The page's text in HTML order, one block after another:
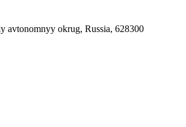
avtonomnyy okrug, Russia, 628300